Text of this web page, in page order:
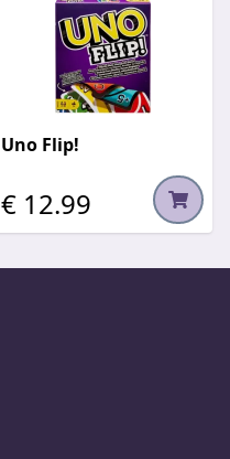
Uno Flip!
€ 12.99